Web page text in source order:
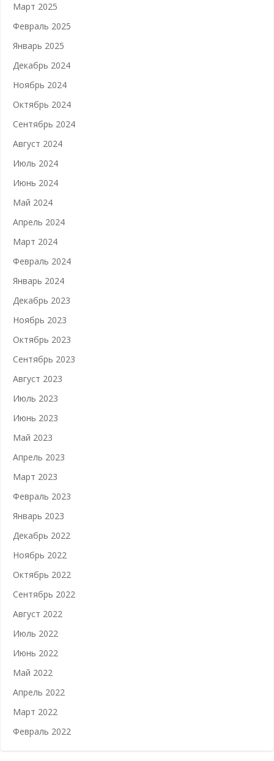
Март 2025
Февраль 2025
Январь 2025
Декабрь 2024
Ноябрь 2024
Октябрь 2024
Сентябрь 2024
Август 2024
Июль 2024
Июнь 2024
Май 2024
Апрель 2024
Март 2024
Февраль 2024
Январь 2024
Декабрь 2023
Ноябрь 2023
Октябрь 2023
Сентябрь 2023
Август 2023
Июль 2023
Июнь 2023
Май 2023
Апрель 2023
Март 2023
Февраль 2023
Январь 2023
Декабрь 2022
Ноябрь 2022
Октябрь 2022
Сентябрь 2022
Август 2022
Июль 2022
Июнь 2022
Май 2022
Апрель 2022
Март 2022
Февраль 2022